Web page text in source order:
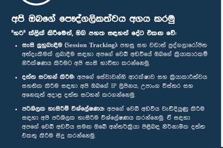
අපි ඔබගේ පෞද්ගලිකත්වය අගය කරමු
"හරි" ක්ලික් කිරීමෙන්, ඔබ පහත සඳහන් දේට එකඟ වේ:
සැසි ලුහුබැඳීම (Session Tracking): පහසු සහ වඩාත් පුද්ගලාරෝපිත
අත්දැකීමක් ලබාදීම සඳහා අපගේ වෙබ් අඩවියේ ඔබගේ ක්‍රියාකාරකම්
නිරීක්ෂණය කිරීමට අපි සැසි භාවිතා කරන්නෙමු.
දත්ත සටහන් කිරීම: අපගේ සේවාවන්හි ආරක්ෂාව සහ ක්‍රියාකාරීත්වය
සහතික කිරීම සඳහා අපි ඔබගේ IP ලිපිනය, උපාංග විස්තර සහ
අනෙකුත් අදාළ දත්ත සටහන් කරගන්නෙමු.
පරිශීලක හැසිරීම් විශ්ලේෂණය: අපගේ වෙබ් අඩවිය වැඩිදියුණු කිරීම
සඳහා අපි පරිශීලක හැසිරීම විශ්ලේෂණය කරන්නෙමු. ඒ සඳහා
අපගේ වෙබ් අඩවිය සමඟ ඔබේ අන්තර්ක්‍රියා පිළිබඳ නිර්නාමික දත්ත
එකතු කිරීම සිදු කරන්නෙමු.
පාර්ලිමේන්තු ජංගම යෙදුම
අප හා සම්බන්ධ වී සිටින්න :
සම්මාන
පෞද්ගලිකත්ව ප්‍රතිපත්තිය